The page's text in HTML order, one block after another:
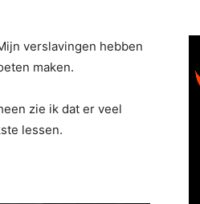
verslavingen hebben
maken.
zie ik dat er veel
lessen.